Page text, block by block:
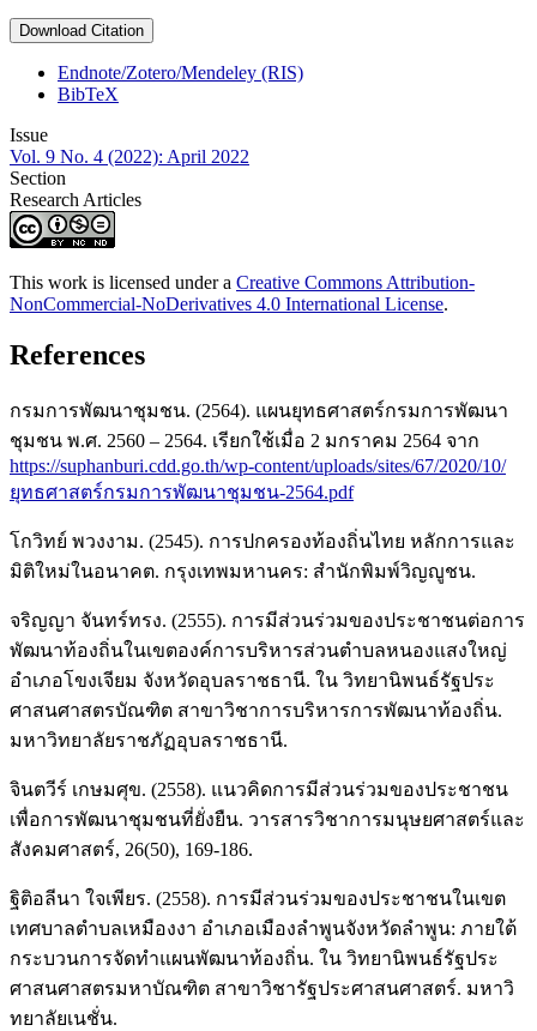
Download Citation
Endnote/Zotero/Mendeley (RIS)
BibTeX
Issue
Vol. 9 No. 4 (2022): April 2022
Section
Research Articles
This work is licensed under a Creative Commons Attribution-
NonCommercial-NoDerivatives 4.0 International License.
References
กรมการพัฒนาชุมชน. (2564). แผนยุทธศาสตร์กรมการพัฒนา
ชุมชน พ.ศ. 2560 – 2564. เรียกใช้เมื่อ 2 มกราคม 2564 จาก
https://suphanburi.cdd.go.th/wp-content/uploads/sites/67/2020/10/
ยุทธศาสตร์กรมการพัฒนาชุมชน-2564.pdf
โกวิทย์ พวงงาม. (2545). การปกครองท้องถิ่นไทย หลักการและ
มิติใหม่ในอนาคต. กรุงเทพมหานคร: สำนักพิมพ์วิญญูชน.
จริญญา จันทร์ทรง. (2555). การมีส่วนร่วมของประชาชนต่อการ
พัฒนาท้องถิ่นในเขตองค์การบริหารส่วนตำบลหนองแสงใหญ่
อำเภอโขงเจียม จังหวัดอุบลราชธานี. ใน วิทยานิพนธ์รัฐประ
ศาสนศาสตรบัณฑิต สาขาวิชาการบริหารการพัฒนาท้องถิ่น.
มหาวิทยาลัยราชภัฏอุบลราชธานี.
จินตวีร์ เกษมศุข. (2558). แนวคิดการมีส่วนร่วมของประชาชน
เพื่อการพัฒนาชุมชนที่ยั่งยืน. วารสารวิชาการมนุษยศาสตร์และ
สังคมศาสตร์, 26(50), 169-186.
ฐิติอลีนา ใจเพียร. (2558). การมีส่วนร่วมของประชาชนในเขต
เทศบาลตำบลเหมืองงา อำเภอเมืองลำพูนจังหวัดลำพูน: ภายใต้
กระบวนการจัดทำแผนพัฒนาท้องถิ่น. ใน วิทยานิพนธ์รัฐประ
ศาสนศาสตรมหาบัณฑิต สาขาวิชารัฐประศาสนศาสตร์. มหาวิ
ทยาลัยเนชั่น.